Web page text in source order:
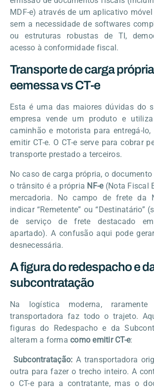
MDF-e) através de um aplicativo
sem a necessidade de softwares
ou estruturas robustas de TI,
acesso à conformidade fiscal.
Transporte de carga
eemessa vs CT-e
Esta é uma das maiores dúvidas do
empresa vende um produto e
caminhão e motorista para entregá-lo,
emitir CT-e. O CT-e serve para cobrar
transporte prestado a terceiros.
No caso de carga própria, o
o trânsito é a própria NF-e(Nota Fiscal
mercadoria. No campo de frete da
indicar “Remetente” ou “Destinatário”
de serviço de frete destacado
apartado). A confusão aqui pode
desnecessária.
A figura do redespacho e
subcontratação
Na logística moderna,
transportadora faz todo o trajeto.
figuras do Redespacho e da
alteram a forma como emitir CT-e:
Subcontratação: A transportadora
outra para fazer o trecho inteiro. A
o CT-e para a contratante, mas o